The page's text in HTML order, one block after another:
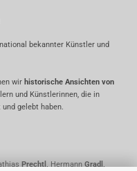
bekannter Künstler und
wir historische Ansichten von
und Künstlerinnen, die in
gelebt haben.
Prechtl, Hermann Gradl,